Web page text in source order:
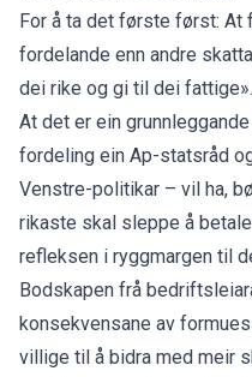
For å ta det første først: At
fordelande enn andre
dei rike og gi til dei fattige».
At det er ein
fordeling ein Ap-statsråd
Venstre-politikar – vil ha,
rikaste skal sleppe å
refleksen i ryggmargen til
Bodskapen frå
konsekvensane av
villige til å bidra med meir